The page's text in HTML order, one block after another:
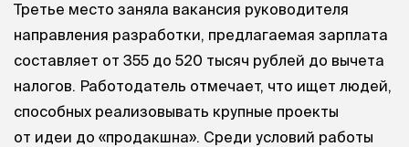
Третье место заняла вакансия руководителя
направления разработки, предлагаемая зарплата
составляет от 355 до 520 тысяч рублей до вычета
налогов. Работодатель отмечает, что ищет людей,
способных реализовывать крупные проекты
от идеи до «продакшна». Среди условий работы